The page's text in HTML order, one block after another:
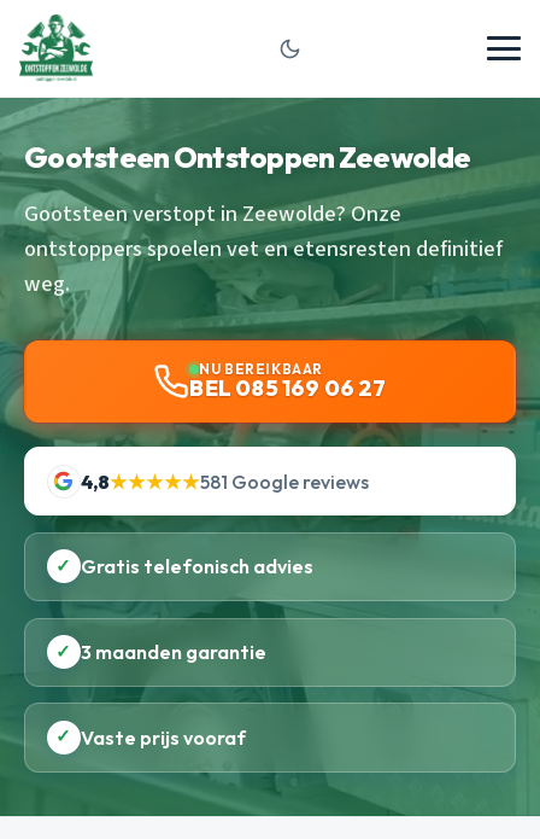
Gootsteen Ontstoppen Zeewolde
Gootsteen verstopt in Zeewolde? Onze
ontstoppers spoelen vet en etensresten definitief
weg.
NU BEREIKBAAR
BEL 085 169 06 27
4,8★★★★★581 Google reviews
✓ Gratis telefonisch advies
✓ 3 maanden garantie
✓ Vaste prijs vooraf